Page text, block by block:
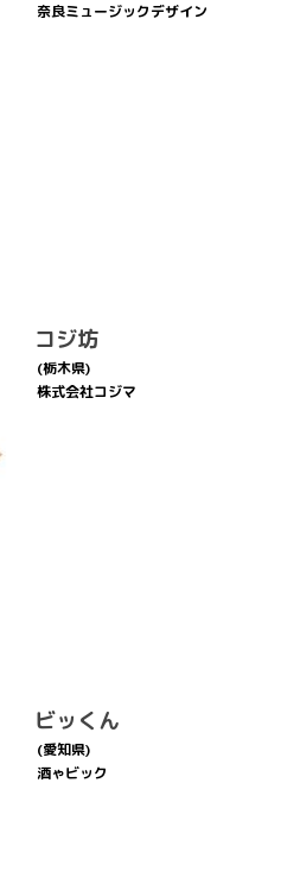
奈良ミュージックデザイン
コジ坊
(栃木県)
株式会社コジマ
ビッくん
(愛知県)
酒ゃビック